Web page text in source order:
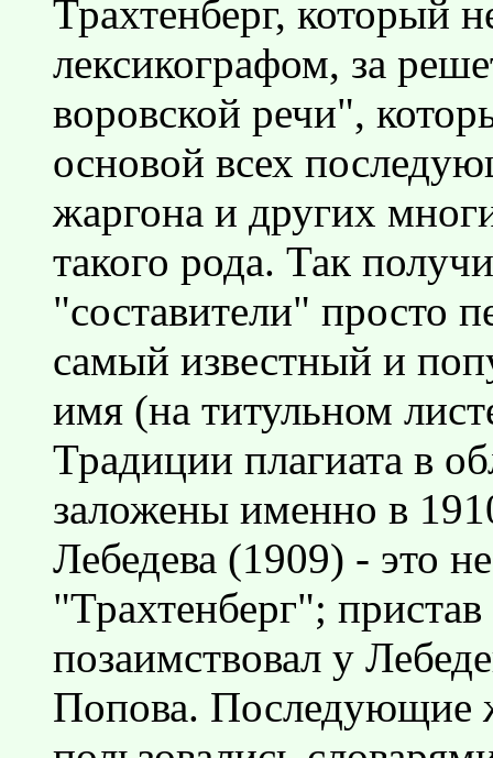
Трахтенберг, который
лексикографом, за
воровской речи",
основой всех
жаргона и других
такого рода. Так
"составители" просто
самый известный и
имя (на титульном
Традиции плагиата в
заложены именно в
Лебедева (1909) - это
"Трахтенберг";
позаимствовал у
Попова. Последующие